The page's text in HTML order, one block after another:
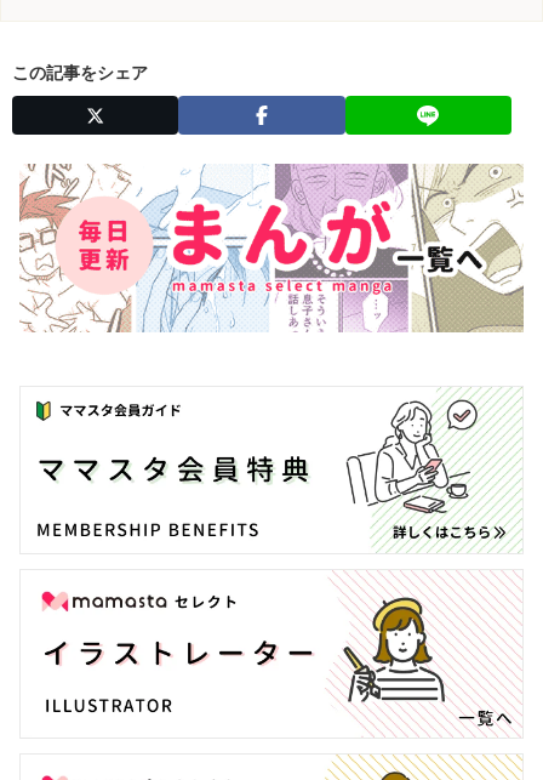
この記事をシェア